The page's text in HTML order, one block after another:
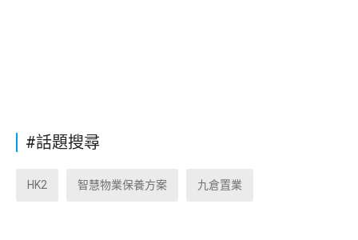
#話題搜尋
HK2 智慧物業保養方案 九倉置業